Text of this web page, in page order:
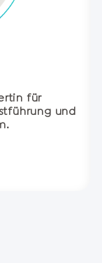
für
und